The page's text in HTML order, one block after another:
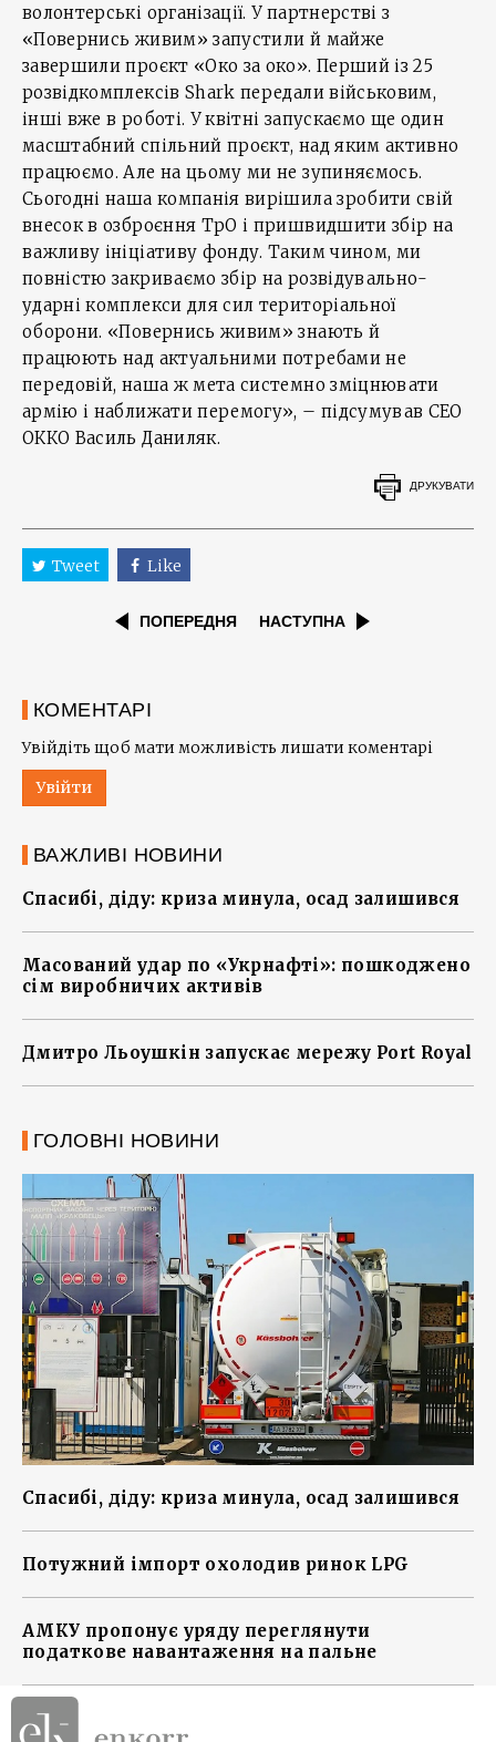
волонтерські організації. У партнерстві з
«Повернись живим» запустили й майже
завершили проєкт «Око за око». Перший із 25
розвідкомплексів Shark передали військовим,
інші вже в роботі. У квітні запускаємо ще один
масштабний спільний проєкт, над яким активно
працюємо. Але на цьому ми не зупиняємось.
Сьогодні наша компанія вирішила зробити свій
внесок в озброєння ТрО і пришвидшити збір на
важливу ініціативу фонду. Таким чином, ми
повністю закриваємо збір на розвідувально-
ударні комплекси для сил територіальної
оборони. «Повернись живим» знають й
працюють над актуальними потребами не
передовій, наша ж мета системно зміцнювати
армію і наближати перемогу», – підсумував СЕО
ОККО Василь Даниляк.
ДРУКУВАТИ
Tweet Like
ПОПЕРЕДНЯ НАСТУПНА
КОМЕНТАРІ
Увійдіть щоб мати можливість лишати коментарі
Увійти
ВАЖЛИВІ НОВИНИ
Спасибі, діду: криза минула, осад залишився
Масований удар по «Укрнафті»: пошкоджено
сім виробничих активів
Дмитро Льоушкін запускає мережу Port Royal
ГОЛОВНІ НОВИНИ
Спасибі, діду: криза минула, осад залишився
Потужний імпорт охолодив ринок LPG
АМКУ пропонує уряду переглянути
податкове навантаження на пальне